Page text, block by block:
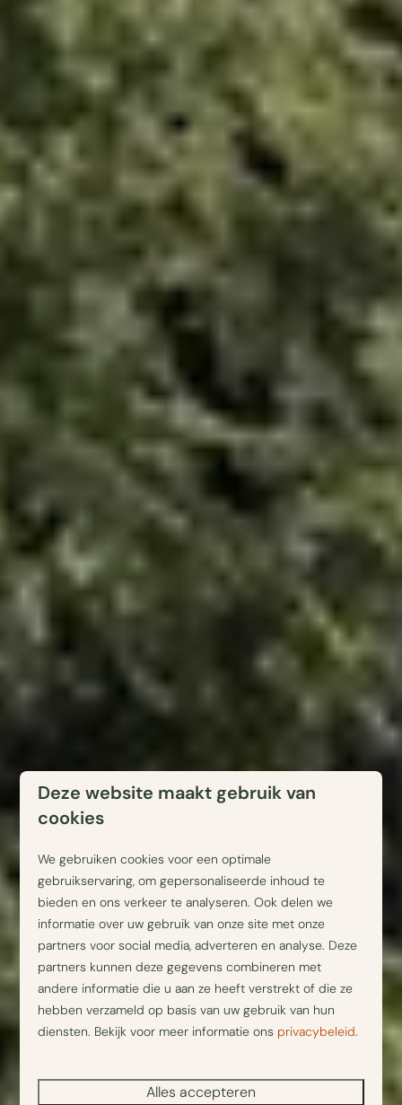
Deze website maakt gebruik van
cookies
We gebruiken cookies voor een optimale
gebruikservaring, om gepersonaliseerde inhoud te
bieden en ons verkeer te analyseren. Ook delen we
informatie over uw gebruik van onze site met onze
partners voor social media, adverteren en analyse. Deze
partners kunnen deze gegevens combineren met
andere informatie die u aan ze heeft verstrekt of die ze
hebben verzameld op basis van uw gebruik van hun
diensten. Bekijk voor meer informatie ons privacybeleid.
Alles accepteren